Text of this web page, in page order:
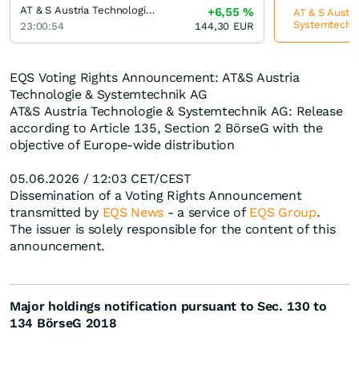
EQS Voting Rights Announcement: AT&S Austria
Technologie & Systemtechnik AG
AT&S Austria Technologie & Systemtechnik AG: Release
according to Article 135, Section 2 BörseG with the
objective of Europe-wide distribution
05.06.2026 / 12:03 CET/CEST
Dissemination of a Voting Rights Announcement
transmitted by EQS News - a service of EQS Group.
The issuer is solely responsible for the content of this
announcement.
Major holdings notification pursuant to Sec. 130 to
134 BörseG 2018
AT & S Austria Technologie & Systemtechnik
23:00:54
+6,55%
144,30 EUR
AT & S